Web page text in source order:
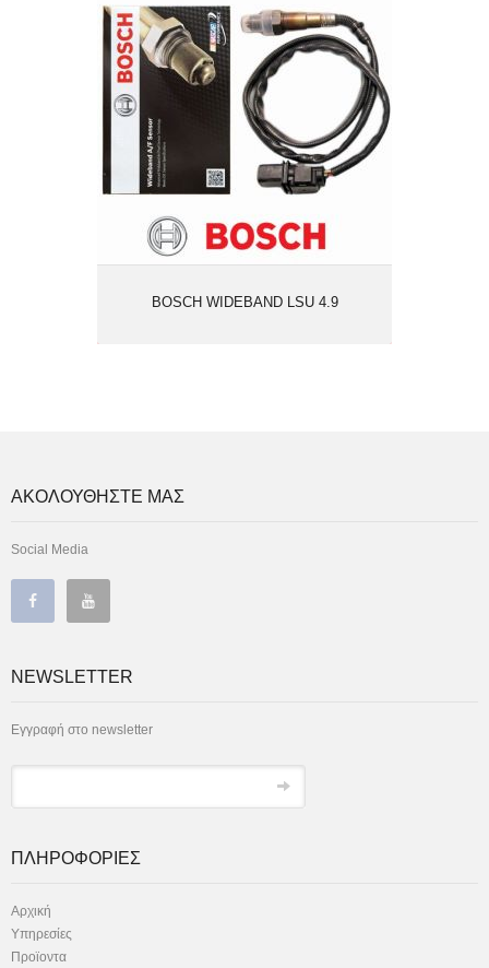
BOSCH WIDEBAND LSU 4.9
ΑΚΟΛΟΥΘΗΣΤΕ ΜΑΣ
Social Media
NEWSLETTER
Εγγραφή στο newsletter
ΠΛΗΡΟΦΟΡΙΕΣ
Αρχική
Υπηρεσίες
Προϊοντα